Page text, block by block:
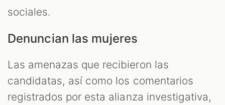
sociales.
Denuncian las mujeres
Las amenazas que recibieron las
candidatas, así como los comentarios
registrados por esta alianza investigativa,